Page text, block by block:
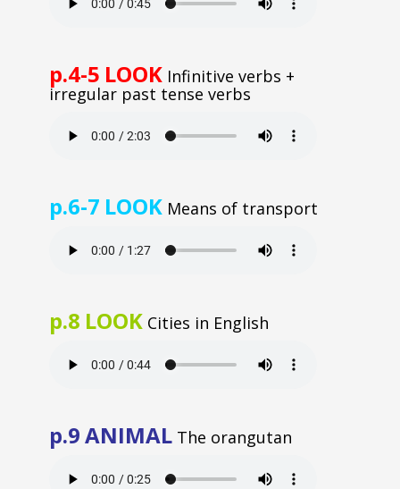
p.4-5 LOOK Infinitive verbs +
irregular past tense verbs
p.6-7 LOOK Means of transport
p.8 LOOK Cities in English
p.9ANIMAL The orangutan